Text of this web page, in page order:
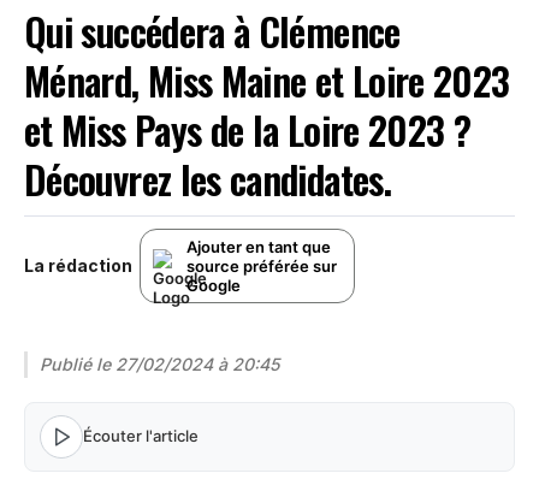
Qui succédera à Clémence
Ménard, Miss Maine et Loire 2023
et Miss Pays de la Loire 2023 ?
Découvrez les candidates.
La rédaction
Ajouter en tant que
source préférée sur
Google
Publié le 27/02/2024 à 20:45
Écouter l'article